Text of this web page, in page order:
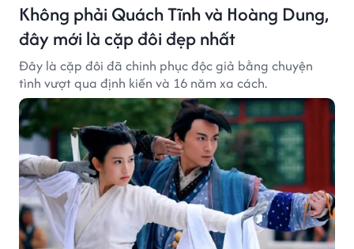
Không phải Quách Tĩnh và Hoàng Dung,
đây mới là cặp đôi đẹp nhất
Đây là cặp đôi đã chinh phục độc giả bằng chuyện
tình vượt qua định kiến và 16 năm xa cách.